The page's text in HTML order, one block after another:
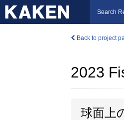
Search
Back to project
2023
球面上